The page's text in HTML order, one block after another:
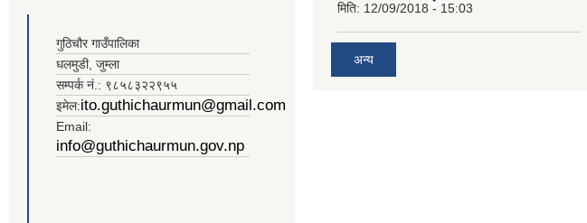
गुठिचौर गाउँपालिका
धलमुडी, जुम्ला
सम्पर्क नं.: ९८५८३२२९५५
इमेल:ito.guthichaurmun@gmail.com
Email:
info@guthichaurmun.gov.np
मिति: 12/09/2018 - 15:03
अन्य